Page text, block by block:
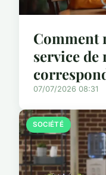
Comment
service
07/07/2026 08:31
SOCIÉTÉ